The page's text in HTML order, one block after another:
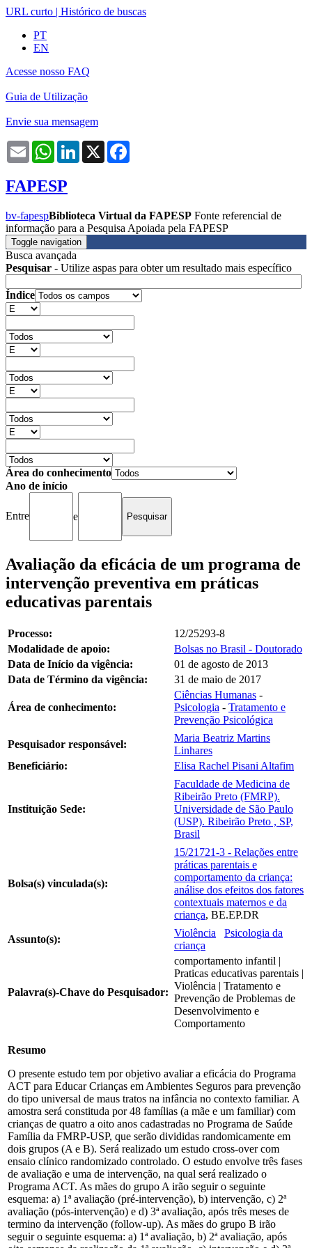
URL curto | Histórico de buscas
PT
EN
Acesse nosso FAQ
Guia de Utilização
Envie sua mensagem
Email WhatsAppLinkedIn
X
FAPESP
bv-fapespBiblioteca Virtual da FAPESP Fonte referencial de
informação para a Pesquisa Apoiada pela FAPESP
Toggle navigation
Busca avançada
Pesquisar - Utilize aspas para obter um resultado mais específico
Índice
Área do conhecimento
Ano de início
Entre e
Avaliação da eficácia de um programa de
intervenção preventiva em práticas
educativas parentais
Processo:
12/25293-8
Modalidade de apoio:
Bolsas no Brasil - Doutorado
Data de Início da vigência:
01 de agosto de 2013
Data de Término da vigência:
31 de maio de 2017
Área de conhecimento:
Ciências Humanas -
Psicologia - Tratamento e
Prevenção Psicológica
Pesquisador responsável:
Maria Beatriz Martins
Linhares
Beneficiário:
Elisa Rachel Pisani Altafim
Instituição Sede:
Faculdade de Medicina de
Ribeirão Preto (FMRP).
Universidade de São Paulo
(USP). Ribeirão Preto , SP,
Brasil
Bolsa(s) vinculada(s):
15/21721-3 - Relações entre
práticas parentais e
comportamento da criança:
análise dos efeitos dos fatores
contextuais maternos e da
criança, BE.EP.DR
Assunto(s):
Violência
Psicologia da
criança
Palavra(s)-Chave do Pesquisador:
comportamento infantil |
Praticas educativas parentais |
Violência | Tratamento e
Prevenção de Problemas de
Desenvolvimento e
Comportamento
Resumo
O presente estudo tem por objetivo avaliar a eficácia do Programa
ACT para Educar Crianças em Ambientes Seguros para prevenção
do tipo universal de maus tratos na infância no contexto familiar. A
amostra será constituda por 48 famílias (a mãe e um familiar) com
crianças de quatro a oito anos cadastradas no Programa de Saúde
Família da FMRP-USP, que serão divididas randomicamente em
dois grupos (A e B). Será realizado um estudo cross-over com
ensaio clínico randomizado controlado. O estudo envolve três fases
de avaliação e uma de intervenção, na qual será realizado o
Programa ACT. As mães do grupo A irão seguir o seguinte
esquema: a) 1ª avaliação (pré-intervenção), b) intervenção, c) 2ª
avaliação (pós-intervenção) e d) 3ª avaliação, após três meses de
termino da intervenção (follow-up). As mães do grupo B irão
seguir o seguinte esquema: a) 1ª avaliação, b) 2ª avaliação, após